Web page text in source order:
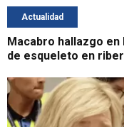
Actualidad
Macabro hallazgo
de esqueleto en